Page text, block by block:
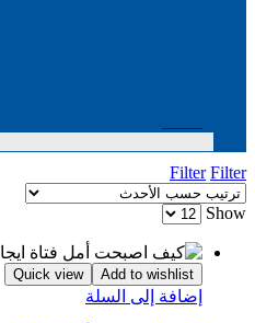
Filter Filter
Show
Add to wishlist
Quick view
إضافة إلى السلة